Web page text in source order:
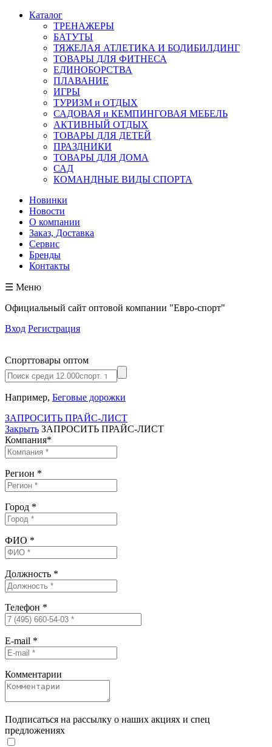
Каталог
ТРЕНАЖЕРЫ
БАТУТЫ
ТЯЖЕЛАЯ АТЛЕТИКА И БОДИБИЛДИНГ
ТОВАРЫ ДЛЯ ФИТНЕСА
ЕДИНОБОРСТВА
ПЛАВАНИЕ
ИГРЫ
ТУРИЗМ и ОТДЫХ
САДОВАЯ и КЕМПИНГОВАЯ МЕБЕЛЬ
АКТИВНЫЙ ОТДЫХ
ТОВАРЫ ДЛЯ ДЕТЕЙ
ПРАЗДНИКИ
ТОВАРЫ ДЛЯ ДОМА
САД
КОМАНДНЫЕ ВИДЫ СПОРТА
Новинки
Новости
О компании
Заказ, Доставка
Сервис
Бренды
Контакты
☰ Меню
Официальный сайт оптовой компании "Евро-спорт"
Вход Регистрация
Спорттовары оптом
Например, Беговые дорожки
ЗАПРОСИТЬ ПРАЙС-ЛИСТ
Закрыть ЗАПРОСИТЬ ПРАЙС-ЛИСТ
Компания*
Регион *
Город *
ФИО *
Должность *
Телефон *
E-mail *
Комментарии
Подписаться на рассылку о наших акциях и спец
предложениях